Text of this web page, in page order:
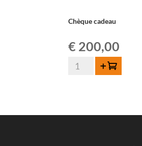
Chèque cadeau
€ 200,00
quantité
Ajouter au panier